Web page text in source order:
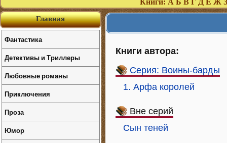
Книги: А Б В Г Д Е Ж З
Книги автора:
Серия: Воины-барды
1. Арфа королей
Вне серий
Сын теней
Главная
Фантастика
Детективы и Триллеры
Любовные романы
Приключения
Проза
Юмор